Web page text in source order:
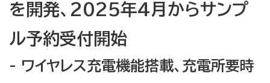
を開発、2025年4月からサンプ
ル予約受付開始
- ワイヤレス充電機能搭載、充電所要時